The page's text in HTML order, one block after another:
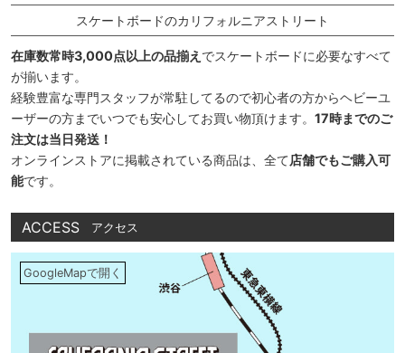
スケートボードのカリフォルニアストリート
在庫数常時3,000点以上の品揃え でスケートボードに必要なすべて
が揃います。
経験豊富な専門スタッフが常駐してるので初心者の方からヘビーユ
ーザーの方までいつでも安心してお買い物頂けます。 17時までのご
注文は当日発送！
オンラインストアに掲載されている商品は、全て店舗でもご購入可
能です。
ACCESS アクセス
GoogleMapで開く